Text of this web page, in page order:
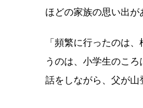
ほどの家族の思い出が
「頻繁に行ったのは
うのは、小学生のこ
話をしながら、父が山